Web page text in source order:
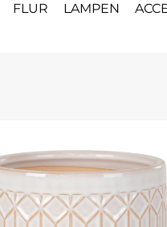
FLUR LAMPEN